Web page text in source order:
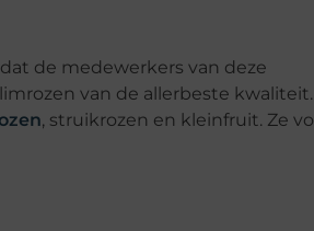
de medewerkers van deze
van de allerbeste
, struikrozen en kleinfruit. Ze